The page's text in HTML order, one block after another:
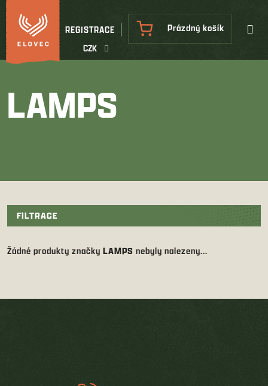
Přejít
na
obsah
CZK
REGISTRACE
NÁKUPNÍ
KOŠÍK
Prázdný košík
LAMPS
FILTRACE
Žádné produkty značky LAMPS nebyly nalezeny...